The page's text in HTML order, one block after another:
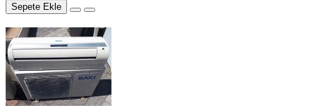
Sepete Ekle